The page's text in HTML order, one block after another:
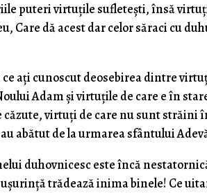
puteri virtuțile sufletești, însă
Care dă acest dar celor săraci cu
ați cunoscut deosebirea dintre
Adam și virtuțile de care e în
virtuți de care nu sunt
abătut de la urmarea sfântului
duhovnicesc este încă
trădează inima binele! Ce